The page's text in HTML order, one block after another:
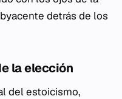
detrás de los
la elección
del estoicismo,